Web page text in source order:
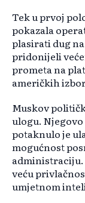
Tek u prvoj
pokazala
plasirati dug
pridonijeli
prometa na
američkih
Muskov
ulogu.
potaknulo je
mogućnost
administraciju.
veću
umjetnom